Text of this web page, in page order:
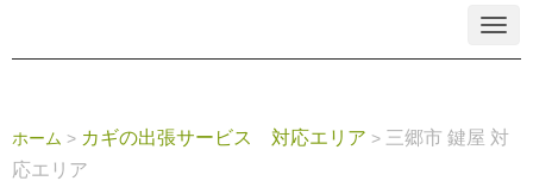
N
v
t
ホーム > カギの出張サービス 対応エリア > 三郷市 鍵屋 対
応エリア